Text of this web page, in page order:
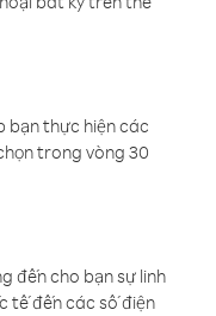
bạn thực hiện các
trong vòng 30
đến cho bạn sự linh
tế đến các số điện